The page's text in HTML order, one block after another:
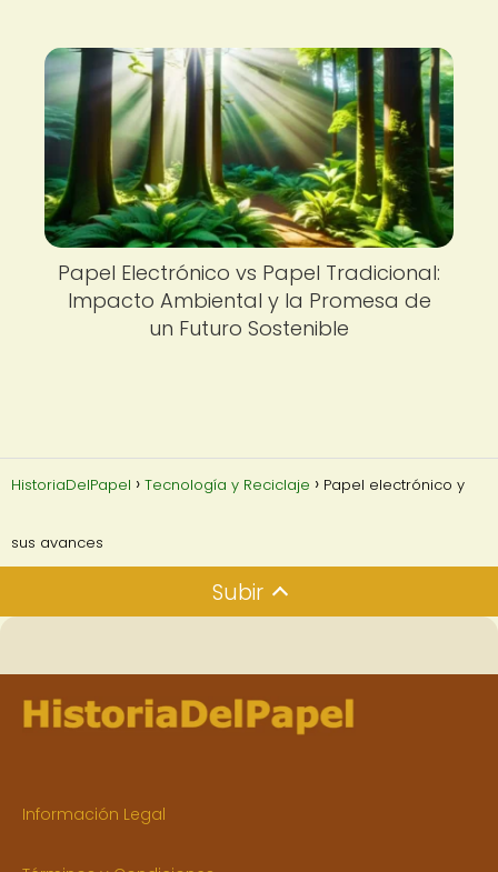
Papel Electrónico vs Papel Tradicional:
Impacto Ambiental y la Promesa de
un Futuro Sostenible
HistoriaDelPapel Tecnología y Reciclaje Papel electrónico y
sus avances
Subir
Información Legal